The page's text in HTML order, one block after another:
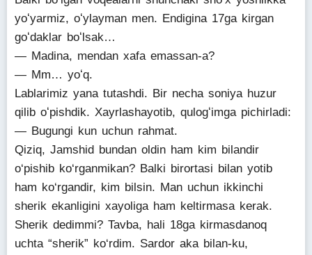
yoʻyarmiz, oʻylayman men. Endigina 17ga kirgan
goʻdaklar boʻlsak…
— Madina, mendan xafa emassan-a?
— Mm… yoʻq.
Lablarimiz yana tutashdi. Bir necha soniya huzur
qilib oʻpishdik. Xayrlashayotib, qulogʻimga pichirladi:
— Bugungi kun uchun rahmat.
Qiziq, Jamshid bundan oldin ham kim bilandir
o‘pishib ko‘rganmikan? Balki birortasi bilan yotib
ham ko‘rgandir, kim bilsin. Man uchun ikkinchi
sherik ekanligini xayoliga ham keltirmasa kerak.
Sherik dedimmi? Tavba, hali 18ga kirmasdanoq
uchta “sherik” ko‘rdim. Sardor aka bilan-ku,